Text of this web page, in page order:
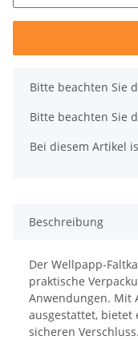
x
Bitte beachten Sie
Bitte beachten Sie
Bei diesem Artikel
Beschreibung
Der Wellpapp-
praktische
Anwendungen. Mit
ausgestattet, bietet
sicheren Verschluss.